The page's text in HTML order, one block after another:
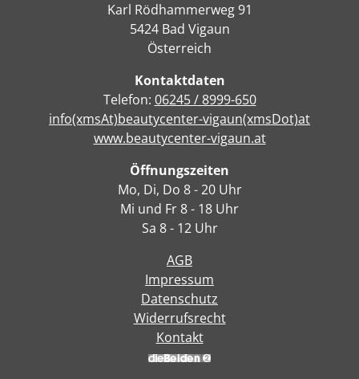
Karl Rödhammerweg 91
5424 Bad Vigaun
Österreich
Kontaktdaten
Telefon: 06245 / 8999-650
info(xmsAt)beautycenter-vigaun(xmsDot)at
www.beautycenter-vigaun.at
Öffnungszeiten
Mo, Di, Do 8 - 20 Uhr
Mi und Fr 8 - 18 Uhr
Sa 8 - 12 Uhr
AGB
Impressum
Datenschutz
Widerrufsrecht
Kontakt